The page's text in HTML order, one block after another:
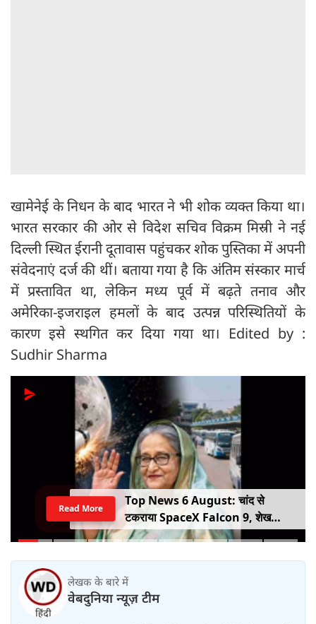
खामेनेई के निधन के बाद भारत ने भी शोक व्यक्त किया था।
भारत सरकार की ओर से विदेश सचिव विक्रम मिस्री ने नई
दिल्ली स्थित ईरानी दूतावास पहुंचकर शोक पुस्तिका में अपनी
संवेदनाएं दर्ज की थीं। बताया गया है कि अंतिम संस्कार मार्च
में प्रस्तावित था, लेकिन मध्य पूर्व में बढ़ते तनाव और
अमेरिका-इजराइल हमलों के बाद उत्पन्न परिस्थितियों के
कारण इसे स्थगित कर दिया गया था। Edited by :
Sudhir Sharma
Top News 6 August: चांद से
टकराया SpaceX Falcon 9, शेख
हसीना की घर वापसी का ऐलान, MP में बस
Read More
लेखक के बारे में
वेबदुनिया न्यूज़ टीम